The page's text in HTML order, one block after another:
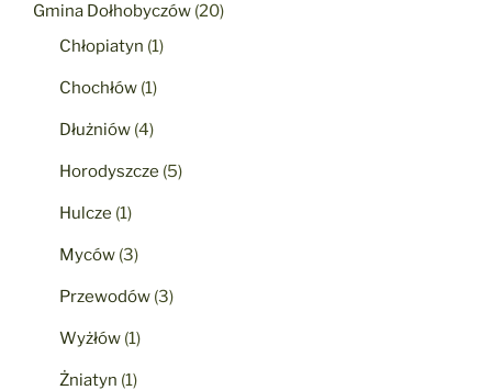
Gmina Dołhobyczów (20)
Chłopiatyn (1)
Chochłów (1)
Dłużniów (4)
Horodyszcze (5)
Hulcze (1)
Myców (3)
Przewodów (3)
Wyżłów (1)
Żniatyn (1)